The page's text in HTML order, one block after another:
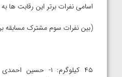
اسامی نفرات برتر این رقابت ها
(بین نفرات سوم مشترک مسابقه